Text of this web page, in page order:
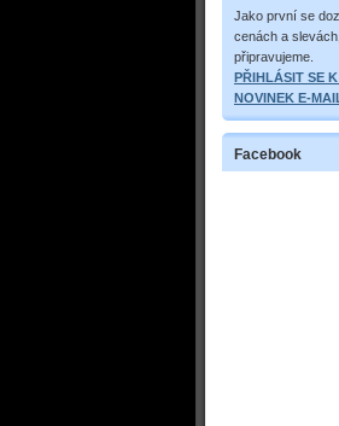
Jako první se
cenách a
připravujeme.
PŘIHLÁSIT SE
NOVINEK E-
Facebook